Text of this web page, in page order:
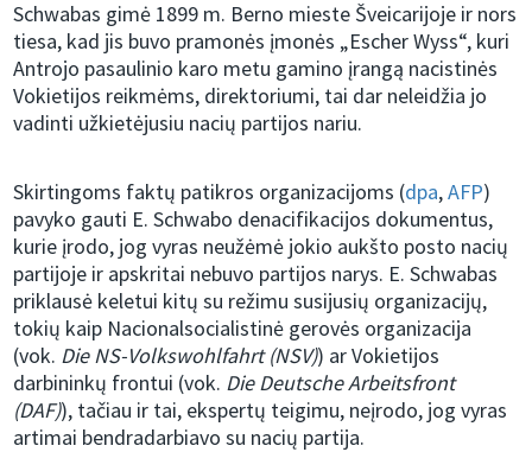
Schwabas gimė 1899 m. Berno mieste Šveicarijoje ir nors
tiesa, kad jis buvo pramonės įmonės „Escher Wyss“, kuri
Antrojo pasaulinio karo metu gamino įrangą nacistinės
Vokietijos reikmėms, direktoriumi, tai dar neleidžia jo
vadinti užkietėjusiu nacių partijos nariu.
Skirtingoms faktų patikros organizacijoms (dpa,AFP)
pavyko gauti E. Schwabo denacifikacijos dokumentus,
kurie įrodo, jog vyras neužėmė jokio aukšto posto nacių
partijoje ir apskritai nebuvo partijos narys. E. Schwabas
priklausė keletui kitų su režimu susijusių organizacijų,
tokių kaip Nacionalsocialistinė gerovės organizacija
(vok. Die NS-Volkswohlfahrt (NSV)) ar Vokietijos
darbininkų frontui (vok. Die Deutsche Arbeitsfront
(DAF)), tačiau ir tai, ekspertų teigimu, neįrodo, jog vyras
artimai bendradarbiavo su nacių partija.